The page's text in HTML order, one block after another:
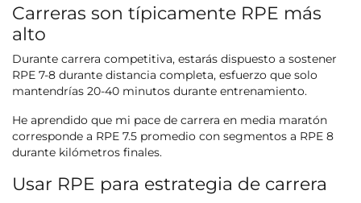
Carreras son típicamente RPE más
alto
Durante carrera competitiva, estarás dispuesto a sostener
RPE 7-8 durante distancia completa, esfuerzo que solo
mantendrías 20-40 minutos durante entrenamiento.
He aprendido que mi pace de carrera en media maratón
corresponde a RPE 7.5 promedio con segmentos a RPE 8
durante kilómetros finales.
Usar RPE para estrategia de carrera